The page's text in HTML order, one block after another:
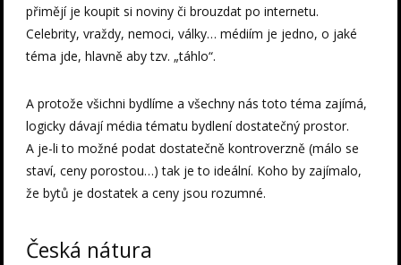
přimějí je koupit si noviny či brouzdat po internetu.
Celebrity, vraždy, nemoci, války… médiím je jedno, o jaké
téma jde, hlavně aby tzv. „táhlo“.
A protože všichni bydlíme a všechny nás toto téma zajímá,
logicky dávají média tématu bydlení dostatečný prostor.
A je-li to možné podat dostatečně kontroverzně (málo se
staví, ceny porostou…) tak je to ideální. Koho by zajímalo,
že bytů je dostatek a ceny jsou rozumné.
Česká nátura